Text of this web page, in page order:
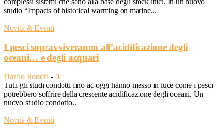
complessi sistemi che sono alla base degli stock ittici. In un nuovo
studio “Impacts of historical warming on marine...
Novità & Eventi
I pesci sopravviveranno all’acidificazione degli
oceani… e degli acquari
Danilo Ronchi - 0
Tutti gli studi condotti fino ad oggi hanno messo in luce come i pesci
potrebbero soffrire della crescente acidificazione degli oceani. Un
nuovo studio condotto...
Novità & Eventi